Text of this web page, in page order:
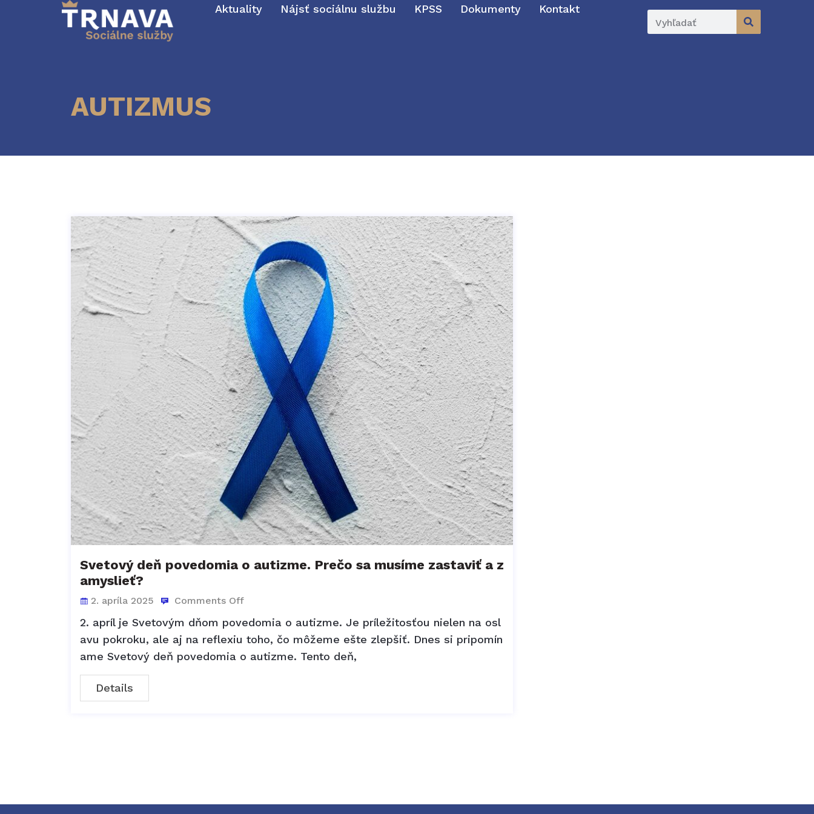
Aktuality Nájsť sociálnu službu KPSS Dokumenty Kontakt
AUTIZMUS
Svetový deň povedomia o autizme. Prečo sa musíme zastaviť a z
amyslieť?
2. apríla 2025 Comments Off
2. apríl je Svetovým dňom povedomia o autizme. Je príležitosťou nielen na osl
avu pokroku, ale aj na reflexiu toho, čo môžeme ešte zlepšiť. Dnes si pripomín
ame Svetový deň povedomia o autizme. Tento deň,
Details